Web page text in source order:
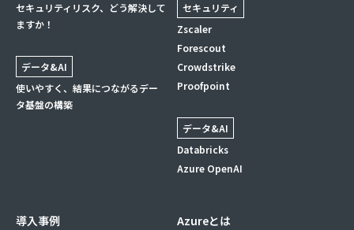
セキュリティリスク、どう解決して
ますか！
データ&AI
使いやすく、結果につながるデー
タ基盤の構築
セキュリティ
Zscaler
Forescout
Crowdstrike
Proofpoint
データ&AI
Databricks
Azure OpenAI
導入事例
Azureとは